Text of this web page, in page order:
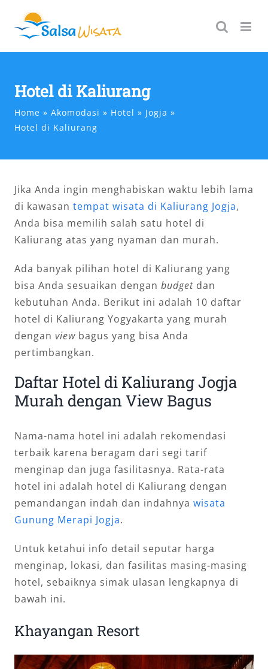
content
Hotel di Kaliurang
Home Akomodasi Hotel
Jogja
Hotel di Kaliurang
Jika Anda ingin menghabiskan waktu lebih lama
di kawasan tempat wisata di Kaliurang Jogja,
Anda bisa memilih salah satu hotel di
Kaliurang atas yang nyaman dan murah.
Ada banyak pilihan hotel di Kaliurang yang
bisa Anda sesuaikan dengan budgetdan
kebutuhan Anda. Berikut ini adalah 10 daftar
hotel di Kaliurang Yogyakarta yang murah
dengan viewbagus yang bisa Anda
pertimbangkan.
Daftar Hotel di Kaliurang Jogja
Murah dengan View Bagus
Nama-nama hotel ini adalah rekomendasi
terbaik karena beragam dari segi tarif
menginap dan juga fasilitasnya. Rata-rata
hotel ini adalah hotel di Kaliurang dengan
pemandangan indah dan indahnya wisata
Gunung Merapi Jogja.
Untuk ketahui info detail seputar harga
menginap, lokasi, dan fasilitas masing-masing
hotel, sebaiknya simak ulasan lengkapnya di
bawah ini.
Khayangan Resort